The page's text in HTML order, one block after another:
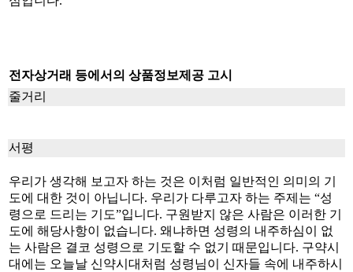
전자상거래 등에서의 상품정보제공 고시
줄거리
서평
우리가 생각해 보고자 하는 것은 이처럼 일반적인 의미의 기
도에 대한 것이 아닙니다. 우리가 다루고자 하는 주제는 “성
령으로 드리는 기도”입니다. 구원받지 않은 사람은 이러한 기
도에 해당사항이 없습니다. 왜냐하면 성령의 내주하심이 없
는 사람은 결코 성령으로 기도할 수 없기 때문입니다. 구약시
대에는 오늘날 신약시대처럼 성령님이 신자들 속에 내주하시